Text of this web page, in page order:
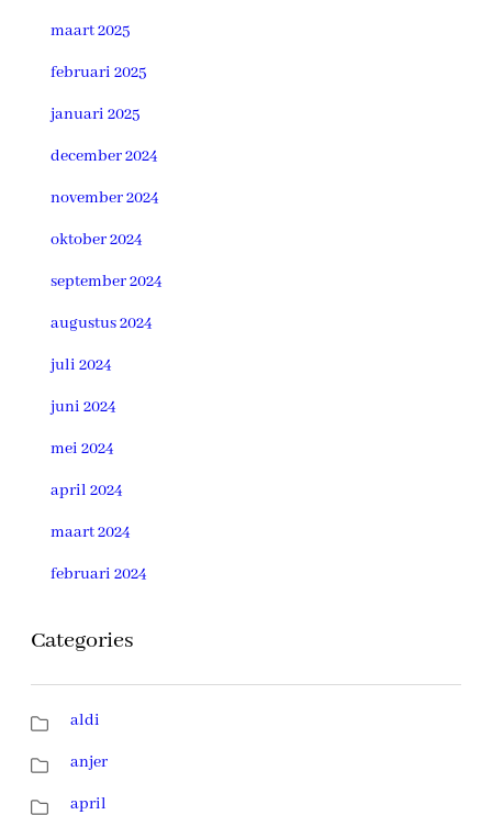
maart 2025
februari 2025
januari 2025
december 2024
november 2024
oktober 2024
september 2024
augustus 2024
juli 2024
juni 2024
mei 2024
april 2024
maart 2024
februari 2024
Categories
aldi
anjer
april